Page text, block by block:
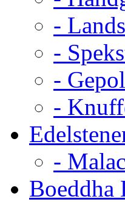
-
-
-
-
-
Boeddha